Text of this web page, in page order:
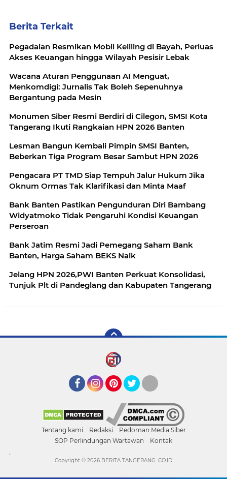
Berita Terkait
Pegadaian Resmikan Mobil Keliling di Bayah, Perluas
Akses Keuangan hingga Wilayah Pesisir Lebak
Wacana Aturan Penggunaan AI Menguat,
Menkomdigi: Jurnalis Tak Boleh Sepenuhnya
Bergantung pada Mesin
Monumen Siber Resmi Berdiri di Cilegon, SMSI Kota
Tangerang Ikuti Rangkaian HPN 2026 Banten
Lesman Bangun Kembali Pimpin SMSI Banten,
Beberkan Tiga Program Besar Sambut HPN 2026
Pengacara PT TMD Siap Tempuh Jalur Hukum Jika
Oknum Ormas Tak Klarifikasi dan Minta Maaf
Bank Banten Pastikan Pengunduran Diri Bambang
Widyatmoko Tidak Pengaruhi Kondisi Keuangan
Perseroan
Bank Jatim Resmi Jadi Pemegang Saham Bank
Banten, Harga Saham BEKS Naik
Jelang HPN 2026,PWI Banten Perkuat Konsolidasi,
Tunjuk Plt di Pandeglang dan Kabupaten Tangerang
Tentang kami Redaksi
Pedoman Media Siber
SOP Perlindungan Wartawan
Kontak
.
Copyright © 2026 BERITA TANGERANG .CO.ID